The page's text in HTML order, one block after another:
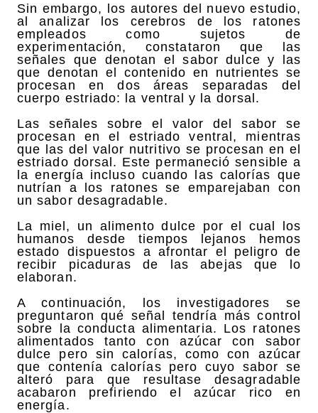
Sin embargo, los autores del nuevo estudio,
al analizar los cerebros de los ratones
empleados como sujetos de
experimentación, constataron que las
señales que denotan el sabor dulce y las
que denotan el contenido en nutrientes se
procesan en dos áreas separadas del
cuerpo estriado: la ventral y la dorsal.
Las señales sobre el valor del sabor se
procesan en el estriado ventral, mientras
que las del valor nutritivo se procesan en el
estriado dorsal. Este permaneció sensible a
la energía incluso cuando las calorías que
nutrían a los ratones se emparejaban con
un sabor desagradable.
La miel, un alimento dulce por el cual los
humanos desde tiempos lejanos hemos
estado dispuestos a afrontar el peligro de
recibir picaduras de las abejas que lo
elaboran.
A continuación, los investigadores se
preguntaron qué señal tendría más control
sobre la conducta alimentaria. Los ratones
alimentados tanto con azúcar con sabor
dulce pero sin calorías, como con azúcar
que contenía calorías pero cuyo sabor se
alteró para que resultase desagradable
acabaron prefiriendo el azúcar rico en
energía.